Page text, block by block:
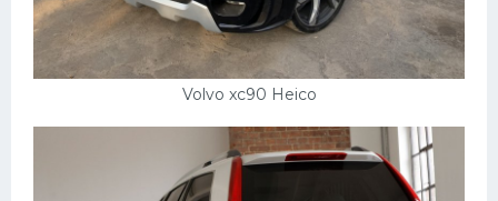
Volvo xc90 Heico